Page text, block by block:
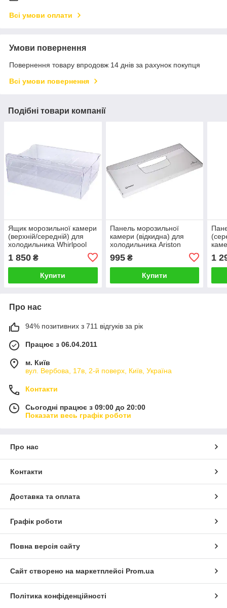
Всі умови оплати
Умови повернення
Повернення товару впродовж 14 днів за рахунок покупця
Всі умови повернення
Подібні товари компанії
Ящик морозильної камери
(верхній/середній) для
холодильника Whirlpool
1 850 ₴
Купити
Панель морозильної
камери (відкидна) для
холодильника Ariston
995₴
Купити
1
Про нас
94% позитивних з 711 відгуків за рік
Працює з 06.04.2011
м. Київ
вул. Вербова, 17в, 2-й поверх, Київ, Україна
Контакти
Сьогодні працює з 09:00 до 20:00
Показати весь графік роботи
Про нас
Контакти
Доставка та оплата
Графік роботи
Повна версія сайту
Сайт створено на маркетплейсі Prom.ua
Політика конфіденційності